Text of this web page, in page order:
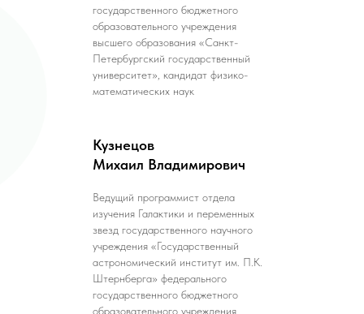
государственного бюджетного
образовательного учреждения
высшего образования «Санкт-
Петербургский государственный
университет», кандидат физико-
математических наук
Кузнецов
Михаил Владимирович
Ведущий программист отдела
изучения Галактики и переменных
звезд государственного научного
учреждения «Государственный
астрономический институт им. П.К.
Штернберга» федерального
государственного бюджетного
образовательного учреждения